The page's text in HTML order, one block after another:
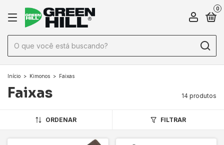
0
Início > Kimonos > Faixas
Faixas 14 produtos
ORDENAR FILTRAR